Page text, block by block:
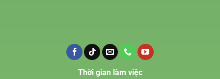
Thời gian làm việc